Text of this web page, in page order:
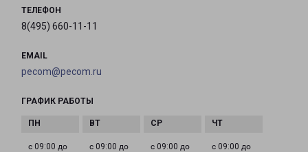
ТЕЛЕФОН
8(495) 660-11-11
EMAIL
pecom@pecom.ru
ГРАФИК РАБОТЫ
с 09:00 до
с 09:00 до
с 09:00 до
с 09:00 до